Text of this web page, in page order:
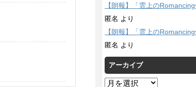
【朗報】「雲上の
匿名 より
【朗報】「雲上の
匿名 より
アーカイブ
ア